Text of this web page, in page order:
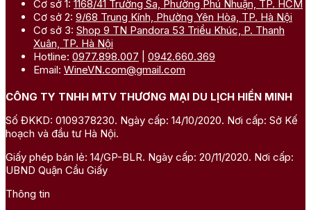
Cơ sở 1: 1168/41 Trường Sa, Phường Phú Nhuận, TP. HCM
Cơ sở 2: 9/68 Trung Kính, Phường Yên Hòa, TP. Hà Nội
Cơ sở 3: Shop 9 TN Pandora 53 Triều Khúc, P. Thanh
Xuân, TP. Hà Nội
Hotline: 0977.898.007
0942.660.369
Email: WineVN.com@gmail.com
CÔNG TY TNHH MTV THƯƠNG MẠI DU LỊCH HIỀN MINH
Số ĐKKD: 0109378230. Ngày cấp: 14/10/2020. Nơi cấp: Sở Kế
hoạch và đầu tư Hà Nội.
Giấy phép bán lẻ: 14/GP-BLR. Ngày cấp: 20/11/2020. Nơi cấp:
UBND Quận Cầu Giấy
Thông tin